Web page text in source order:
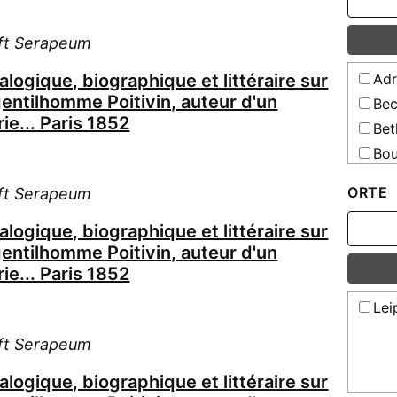
Serapeum
biographique et littéraire sur
Poitivin, auteur d'un
Paris 1852
Serapeum
biographique et littéraire sur
Poitivin, auteur d'un
Paris 1852
Serapeum
biographique et littéraire sur
ORTE